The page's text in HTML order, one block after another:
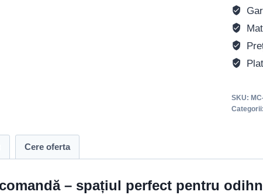
SKU:
Categorii:
Cere oferta
– spațiul perfect pentru